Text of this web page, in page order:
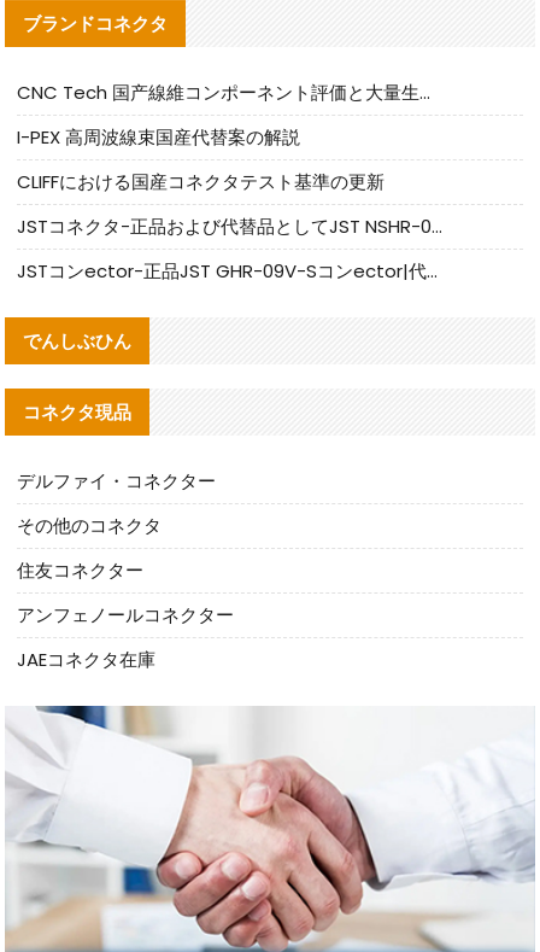
ブランドコネクタ
CNC Tech 国产線維コンポーネント評価と大量生産適合ガイド
I-PEX 高周波線束国産代替案の解説
CLIFFにおける国産コネクタテスト基準の更新
JSTコネクタ-正品および代替品としてJST NSHR-02V-Sコネクタを提供します
JSTコンector-正品JST GHR-09V-Sコンector|代替品提供
でんしぶひん
コネクタ現品
デルファイ・コネクター
その他のコネクタ
住友コネクター
アンフェノールコネクター
JAEコネクタ在庫